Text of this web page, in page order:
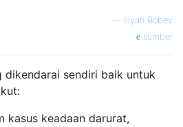
— Iliyan Bobev
sumber
dikendarai sendiri baik untuk
kasus keadaan darurat,